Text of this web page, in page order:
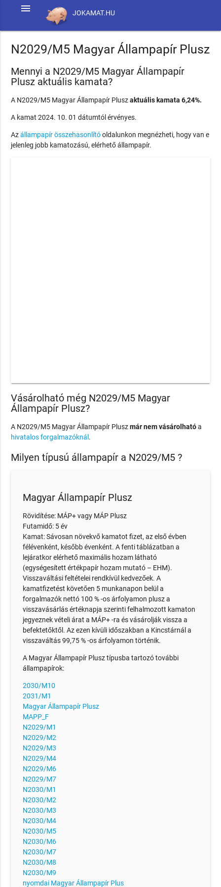
JOKAMAT.HU
menu
N2029/M5 Magyar Állampapír Plusz
Mennyi a N2029/M5 Magyar Állampapír
Plusz aktuális kamata?
A N2029/M5 Magyar Állampapír Pluszaktuális kamata 6,24%.
A kamat 2024. 10. 01 dátumtól érvényes.
Azállampapír összehasonlítóoldalunkon megnézheti, hogy van e
jelenleg jobb kamatozású, elérhető állampapír.
Vásárolható még N2029/M5 Magyar
Állampapír Plusz?
A N2029/M5 Magyar Állampapír Pluszmár nem vásárolhatóa
hivatalos forgalmazóknál .
Milyen típusú állampapír a N2029/M5 ?
Magyar Állampapír Plusz
Rövidítése: MÁP+ vagy MÁP Plusz
Futamidő: 5 év
Kamat: Sávosan növekvő kamatot fizet, az első évben
félévenként, később évenként. A fenti táblázatban a
lejáratkor elérhető maximális hozam látható
(egységesített értékpapír hozam mutató – EHM).
Visszaváltási feltételei rendkívül kedvezőek. A
kamatfizetést követően 5 munkanapon belül a
forgalmazók nettó 100 % -os árfolyamon plusz a
visszavásárlás értéknapja szerinti felhalmozott kamaton
jegyeznek vételi árat a MÁP+ -ra és vásárolják vissza a
befektetőktől. Az ezen kívüli időszakban a Kincstárnál a
visszaváltás 99,75 % -os árfolyamon történik.
A Magyar Állampapír Plusz típusba tartozó további
állampapírok:
2030/M10
2031/M1
Magyar Állampapír Plusz
MAPP_F
N2029/M1
N2029/M2
N2029/M3
N2029/M4
N2029/M6
N2029/M7
N2030/M1
N2030/M2
N2030/M3
N2030/M4
N2030/M5
N2030/M6
N2030/M7
N2030/M8
N2030/M9
nyomdai Magyar Állampapír Plus